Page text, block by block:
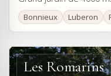
Bonnieux Luberon
Les Romarins